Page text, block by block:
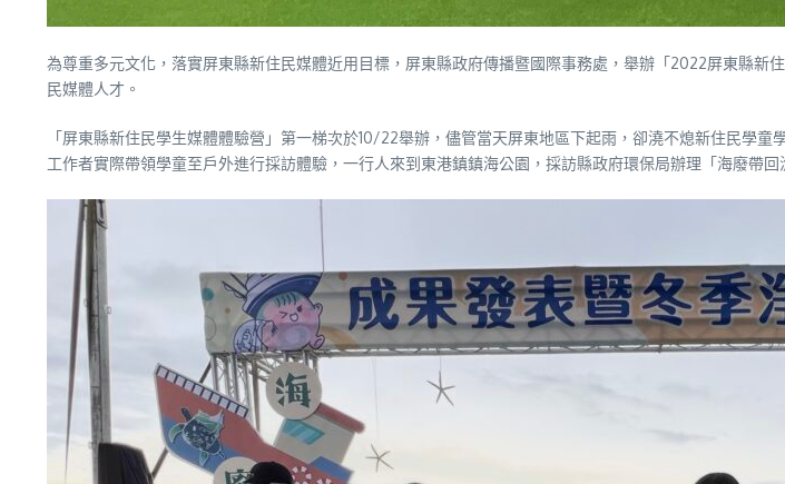
為尊重多元文化，落實屏東縣新住民媒體近用目標，屏東縣政府傳播暨國際事務處，舉辦「2022屏東縣
民媒體人才。
「屏東縣新住民學生媒體體驗營」第一梯次於10/22舉辦，儘管當天屏東地區下起雨，卻澆不熄新住民學
工作者實際帶領學童至戶外進行採訪體驗，一行人來到東港鎮鎮海公園，採訪縣政府環保局辦理「海廢帶